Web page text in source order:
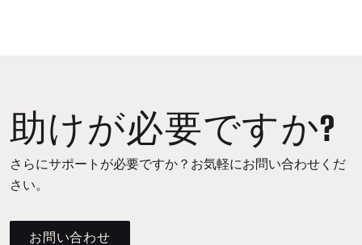
助けが必要ですか?
さらにサポートが必要ですか？お気軽にお問い合わせくだ
さい。
お問い合わせ